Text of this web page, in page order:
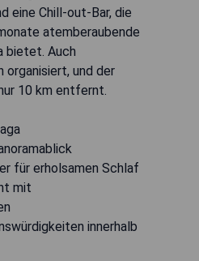
eine Chill-out-Bar, die
atemberaubende
bietet. Auch
organisiert, und der
10 km entfernt.
für erholsamen Schlaf
mit
innerhalb